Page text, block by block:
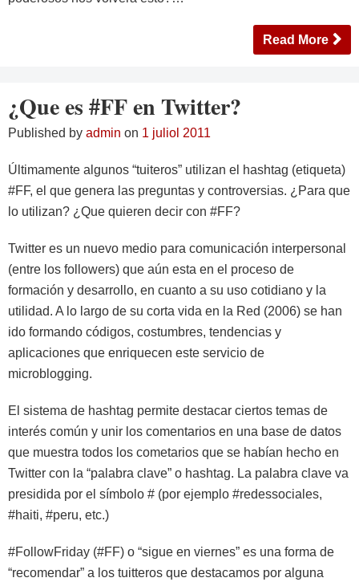
Read More
¿Que es #FF en Twitter?
Published by admin on 1 juliol 2011
Últimamente algunos “tuiteros” utilizan el hashtag (etiqueta)
#FF, el que genera las preguntas y controversias. ¿Para que
lo utilizan? ¿Que quieren decir con #FF?
Twitter es un nuevo medio para comunicación interpersonal
(entre los followers) que aún esta en el proceso de
formación y desarrollo, en cuanto a su uso cotidiano y la
utilidad. A lo largo de su corta vida en la Red (2006) se han
ido formando códigos, costumbres, tendencias y
aplicaciones que enriquecen este servicio de
microblogging.
El sistema de hashtag permite destacar ciertos temas de
interés común y unir los comentarios en una base de datos
que muestra todos los cometarios que se habían hecho en
Twitter con la “palabra clave” o hashtag. La palabra clave va
presidida por el símbolo # (por ejemplo #redessociales,
#haiti, #peru, etc.)
#FollowFriday (#FF) o “sigue en viernes” es una forma de
“recomendar” a los tuitteros que destacamos por alguna